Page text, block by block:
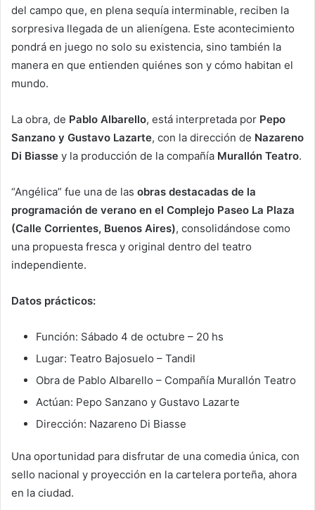
del campo que, en plena sequía interminable, reciben la
sorpresiva llegada de un alienígena. Este acontecimiento
pondrá en juego no solo su existencia, sino también la
manera en que entienden quiénes son y cómo habitan el
mundo.
La obra, de Pablo Albarello, está interpretada por Pepo
Sanzano y Gustavo Lazarte, con la dirección de Nazareno
Di Biasse y la producción de la compañía Murallón Teatro.
“Angélica” fue una de las obras destacadas de la
programación de verano en el Complejo Paseo La Plaza
(Calle Corrientes, Buenos Aires), consolidándose como
una propuesta fresca y original dentro del teatro
independiente.
Datos prácticos:
Función: Sábado 4 de octubre – 20 hs
Lugar: Teatro Bajosuelo – Tandil
Obra de Pablo Albarello – Compañía Murallón Teatro
Actúan: Pepo Sanzano y Gustavo Lazarte
Dirección: Nazareno Di Biasse
Una oportunidad para disfrutar de una comedia única, con
sello nacional y proyección en la cartelera porteña, ahora
en la ciudad.